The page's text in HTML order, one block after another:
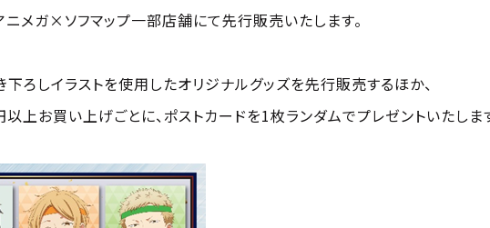
メガ×ソフマップ一部店舗にて先行販売いたします。
下ろしイラストを使用したオリジナルグッズを先行販売するほか、
お買い上げごとに、ポストカードを1枚ランダムでプレゼントいたしま